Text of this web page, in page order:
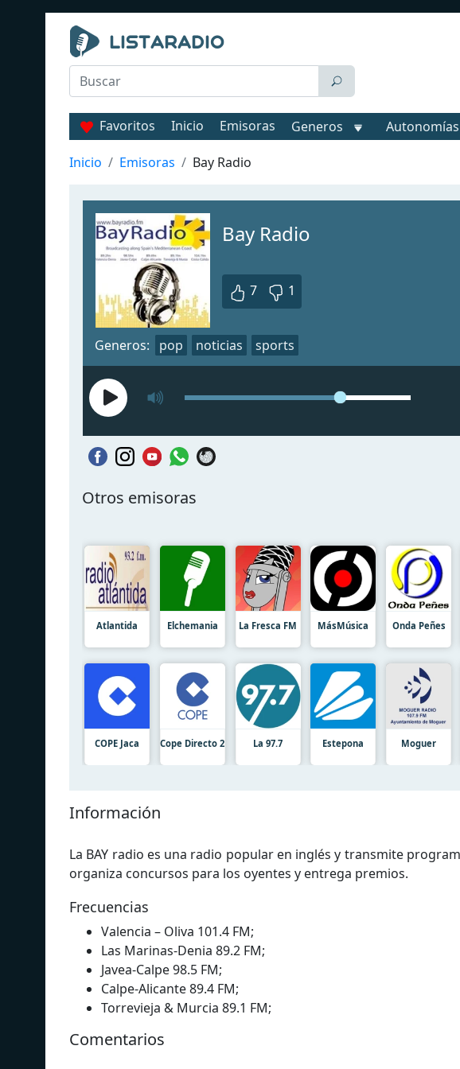
Favoritos Inicio Emisoras Generos Autonomías
Inicio Emisoras Bay Radio
Bay Radio
7 1
Generos: pop noticias sports
Otros emisoras
Atlantida Elchemania La Fresca FM MásMúsica Onda Peñes
COPE Jaca Cope Directo 2 La 97.7 Estepona Moguer
Información
La BAY radio es una radio popular en inglés y transmite
organiza concursos para los oyentes y entrega premios.
Frecuencias
Valencia – Oliva 101.4 FM;
Las Marinas-Denia 89.2 FM;
Javea-Calpe 98.5 FM;
Calpe-Alicante 89.4 FM;
Torrevieja & Murcia 89.1 FM;
Comentarios